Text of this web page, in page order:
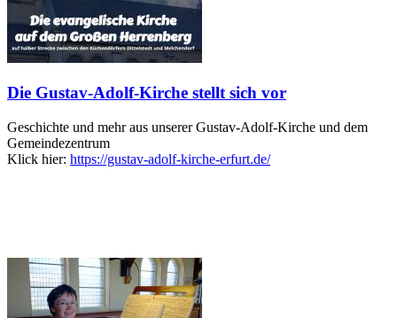
Die Gustav-Adolf-Kirche stellt sich vor
Geschichte und mehr aus unserer Gustav-Adolf-Kirche und dem
Gemeindezentrum
Klick hier: https://gustav-adolf-kirche-erfurt.de/